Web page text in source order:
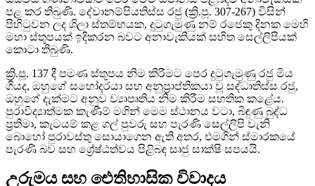
පළ කර තිබුණි. දේවානම්පියතිස්ස රජු (ක්‍රි.පූ. 307-267) විසින්
පිහිටුවන ලද ශිලා ස්තම්භයක, දුටුගැමුණු නම් රජෙකු දිනක මෙහි
මහා ස්තූපයක් ඉදිකරන බවට අනාවැකියක් සහිත සෙල්ලිපියක්
කොටා තිබුණි.
ක්‍රි.පූ. 137 දී පමණ ස්තූපය නිම කිරීමට පෙර දුටුගැමුණු රජු මිය
ගියද, ඔහුගේ සහෝදරයා සහ අනුප්‍රාප්තිකයා වූ සද්ධාතිස්ස රජු,
ඔහුගේ දැක්මට අනුව ව්‍යාපෘතිය නිම කිරීම සහතික කළේය.
පුරාවිද්‍යාත්මක කැණීම් මගින් මෙම ස්ථානය වටා, බිඳුණු බුද්ධ
ප්‍රතිමා, කැටයම් කළ ගල් පුවරු සහ පැරණි සෙල්ලිපි වැනි
බොහෝ පුරාවස්තු සොයාගෙන ඇති අතර, එමගින් ස්මාරකයේ
පැරණි බව සහ ශ්‍රේෂ්ඨත්වය පිළිබඳ සෘජු සාක්ෂි සපයයි.
උරුමය සහ ඓතිහාසික විවාදය